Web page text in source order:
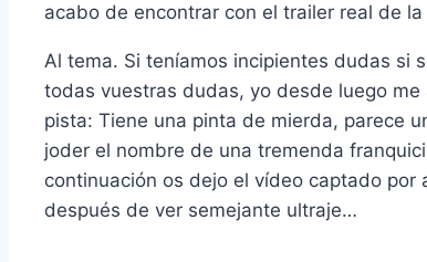
acabo de encontrar con el trailer real de
Al tema. Si tení­amos incipientes dudas si
todas vuestras dudas, yo desde luego
pista: Tiene una pinta de mierda, parece
joder el nombre de una tremenda
continuación os dejo el ví­deo captado
después de ver semejante ultraje…